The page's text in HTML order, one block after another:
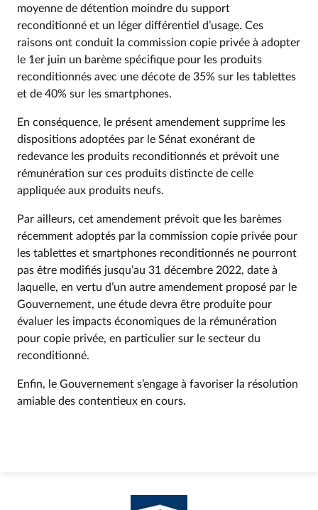
moyenne de détention moindre du support
reconditionné et un léger différentiel d’usage. Ces
raisons ont conduit la commission copie privée à adopter
le 1er juin un barème spécifique pour les produits
reconditionnés avec une décote de 35% sur les tablettes
et de 40% sur les smartphones.
En conséquence, le présent amendement supprime les
dispositions adoptées par le Sénat exonérant de
redevance les produits reconditionnés et prévoit une
rémunération sur ces produits distincte de celle
appliquée aux produits neufs.
Par ailleurs, cet amendement prévoit que les barèmes
récemment adoptés par la commission copie privée pour
les tablettes et smartphones reconditionnés ne pourront
pas être modifiés jusqu’au 31 décembre 2022, date à
laquelle, en vertu d’un autre amendement proposé par le
Gouvernement, une étude devra être produite pour
évaluer les impacts économiques de la rémunération
pour copie privée, en particulier sur le secteur du
reconditionné.
Enfin, le Gouvernement s’engage à favoriser la résolution
amiable des contentieux en cours.